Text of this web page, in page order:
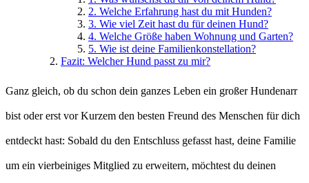
2. Welche Erfahrung hast du mit Hunden?
3. Wie viel Zeit hast du für deinen Hund?
4. Welche Größe haben Wohnung und Garten?
5. Wie ist deine Familienkonstellation?
Fazit: Welcher Hund passt zu mir?
Ganz gleich, ob du schon dein ganzes Leben ein großer Hundenarr
bist oder erst vor Kurzem den besten Freund des Menschen für dich
entdeckt hast: Sobald du den Entschluss gefasst hast, deine Familie
um ein vierbeiniges Mitglied zu erweitern, möchtest du deinen